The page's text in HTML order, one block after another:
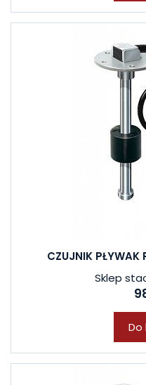
CZUJNIK PŁYWAK
Sklep
Do